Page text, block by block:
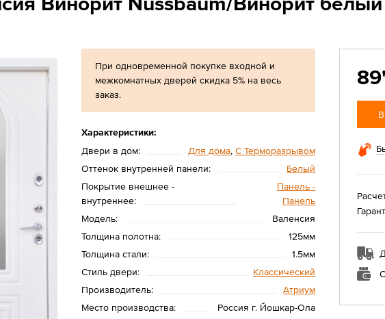
При одновременной покупке входной и
межкомнатных дверей скидка 5% на весь
заказ.
Характеристики:
Двери в дом:
Для дома,С Терморазрывом
Оттенок внутренней панели:
Белый
Покрытие внешнее -
внутреннее:
Панель -
Панель
Модель:
Валенсия
Толщина полотна:
125мм
Толщина стали:
1.5мм
Стиль двери:
Классический
Производитель:
Атриум
Место производства:
Россия г. Йошкар-Ола